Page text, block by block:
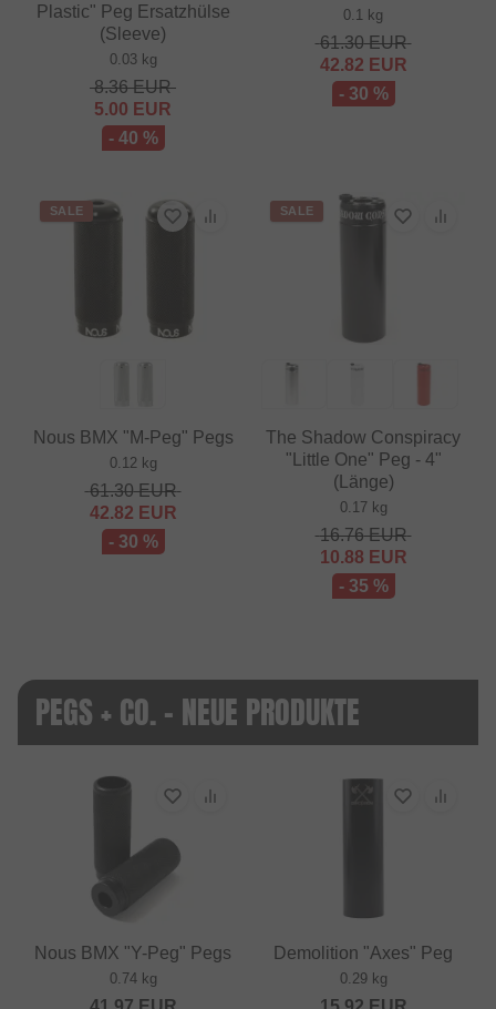
Plastic" Peg Ersatzhülse
(Sleeve)
0.03 kg
8.36EUR
5.00 EUR
- 40 %
0.1 kg
61.30EUR
42.82 EUR
- 30 %
SALE
Nous BMX "M-Peg" Pegs
0.12 kg
61.30EUR
42.82 EUR
- 30 %
SALE
The Shadow Conspiracy
"Little One" Peg - 4"
(Länge)
0.17 kg
16.76EUR
10.88 EUR
- 35 %
PEGS + CO. - NEUE PRODUKTE
Nous BMX "Y-Peg" Pegs
0.74 kg
Demolition "Axes" Peg
0.29 kg